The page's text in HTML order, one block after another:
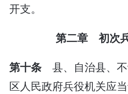
开支。
第二章 初次
第十条县、自治县、
区人民政府兵役机关应